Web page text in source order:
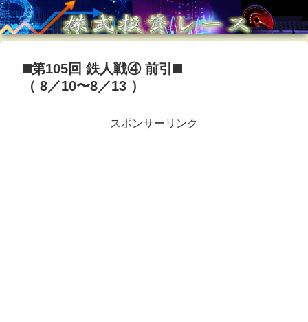
◼️第105回 鉄人戦④ 前引◼️
（ 8／10〜8／13 ）
スポンサーリンク